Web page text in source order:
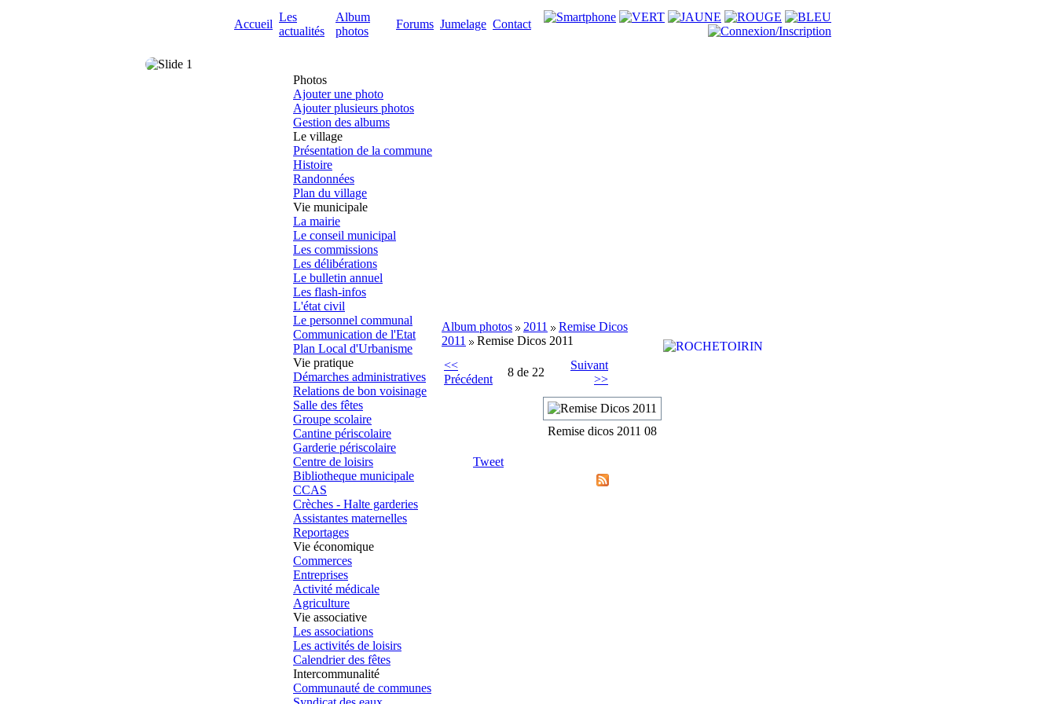
Accueil
Les
actualités
Album
photos
Forums Jumelage Contact
Photos
Ajouter une photo
Ajouter plusieurs photos
Gestion des albums
Le village
Présentation de la commune
Histoire
Randonnées
Plan du village
Vie municipale
La mairie
Le conseil municipal
Les commissions
Les délibérations
Le bulletin annuel
Les flash-infos
L'état civil
Le personnel communal
Communication de l'Etat
Plan Local d'Urbanisme
Vie pratique
Démarches administratives
Relations de bon voisinage
Salle des fêtes
Groupe scolaire
Cantine périscolaire
Garderie périscolaire
Centre de loisirs
Bibliotheque municipale
CCAS
Crèches - Halte garderies
Assistantes maternelles
Reportages
Vie économique
Commerces
Entreprises
Activité médicale
Agriculture
Vie associative
Les associations
Les activités de loisirs
Calendrier des fêtes
Intercommunalité
Communauté de communes
Album photos 2011
Remise Dicos
2011
Remise Dicos 2011
<<
Précédent
8 de 22
Suivant
>>
Remise dicos 2011 08
Tweet